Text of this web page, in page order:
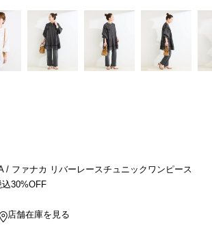
/ ファナカ リバーレースチュニックワンピース
込30%OFF
店舗在庫を見る